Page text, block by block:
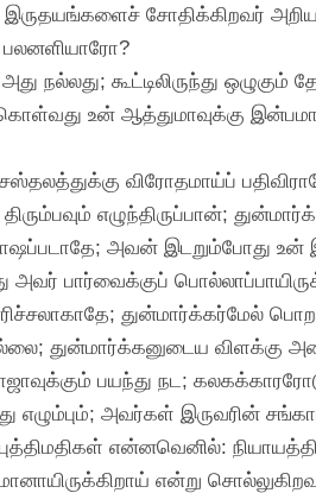
சோதிக்கிறவர்
நல்லது; கூட்டிலிருந்து
உன் ஆத்துமாவுக்கு
விரோதமாய்ப்
எழுந்திருப்பான்;
அவன் இடறும்போது உன்
பார்வைக்குப்
துன்மார்க்கர்மேல்
இல்லை; துன்மார்க்கனுடைய விளக்கு
பயந்து நட;
எழும்பும்; அவர்கள் இருவரின்
என்னவெனில்:
என்று